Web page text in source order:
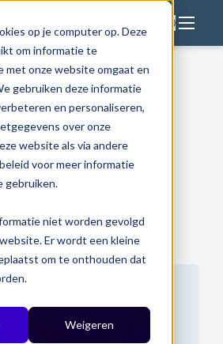
op je computer op. Deze
om informatie te
met onze website omgaat en
gebruiken deze informatie
en personaliseren,
over onze
website als via andere
voor meer informatie
gebruiken.
niet worden gevolgd
Er wordt een kleine
om te onthouden dat
Weigeren